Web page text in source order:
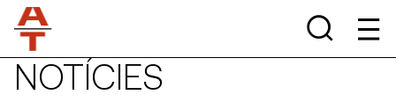
NOTÍCIES